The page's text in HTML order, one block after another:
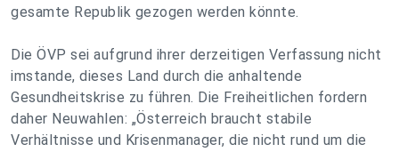
gesamte Republik gezogen werden könnte.
Die ÖVP sei aufgrund ihrer derzeitigen Verfassung nicht
imstande, dieses Land durch die anhaltende
Gesundheitskrise zu führen. Die Freiheitlichen fordern
daher Neuwahlen: „Österreich braucht stabile
Verhältnisse und Krisenmanager, die nicht rund um die